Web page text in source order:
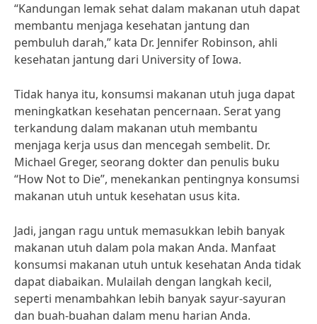
“Kandungan lemak sehat dalam makanan utuh dapat
membantu menjaga kesehatan jantung dan
pembuluh darah,” kata Dr. Jennifer Robinson, ahli
kesehatan jantung dari University of Iowa.
Tidak hanya itu, konsumsi makanan utuh juga dapat
meningkatkan kesehatan pencernaan. Serat yang
terkandung dalam makanan utuh membantu
menjaga kerja usus dan mencegah sembelit. Dr.
Michael Greger, seorang dokter dan penulis buku
“How Not to Die”, menekankan pentingnya konsumsi
makanan utuh untuk kesehatan usus kita.
Jadi, jangan ragu untuk memasukkan lebih banyak
makanan utuh dalam pola makan Anda. Manfaat
konsumsi makanan utuh untuk kesehatan Anda tidak
dapat diabaikan. Mulailah dengan langkah kecil,
seperti menambahkan lebih banyak sayur-sayuran
dan buah-buahan dalam menu harian Anda.